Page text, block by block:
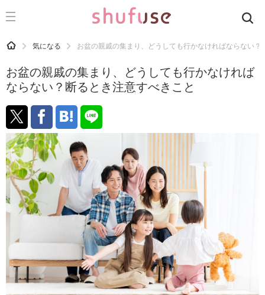
CATEGORY 記事カテゴリ
運気
洗濯
生活の知恵
お金
掃除
マナー
趣味
おすすめ
HOME 気になる お盆の親戚の集まり、どうしても行かなければならない？
お盆の親戚の集まり、どうしても行かなければ
ならない？断るとき注意すべきこと